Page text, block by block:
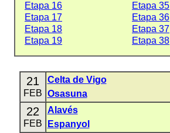
Etapa 16
Etapa 35
Etapa 17
Etapa 36
Etapa 18
Etapa 37
Etapa 19
Etapa 38
21
FEB
Celta de Vigo
Osasuna
22
FEB
Alavés
Espanyol